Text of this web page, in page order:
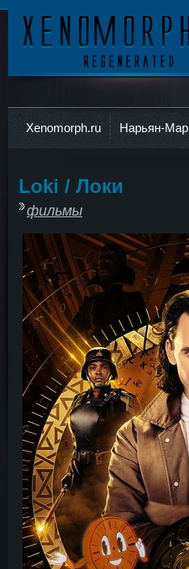
Xenomorph.ru Нарьян-Мар
Loki / Локи
фильмы